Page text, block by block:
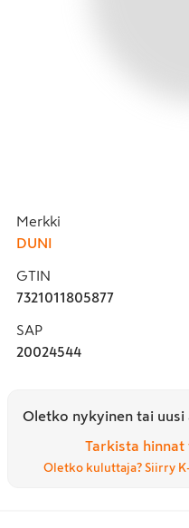
Merkki
DUNI
GTIN
7321011805877
SAP
20024544
Oletko nykyinen tai uusi
Tarkista
Oletko kuluttaja? Siirry